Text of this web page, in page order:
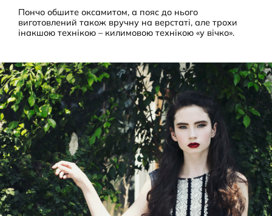
Пончо обшите оксамитом, а пояс до нього
виготовлений також вручну на верстаті, але трохи
інакшою технікою – килимовою технікою «у вічко».